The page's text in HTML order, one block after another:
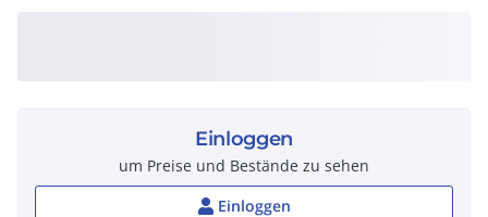
Einloggen
um Preise und Bestände zu sehen
Einloggen